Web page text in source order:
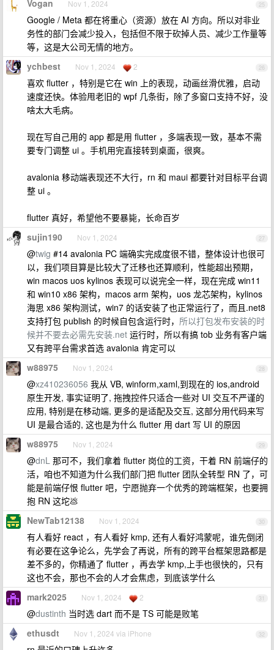
25
Vogan Nov 1, 2024
Google / Meta 都在将重心（资源）放在 AI 方向。所以对非业
务性的部门会减少投入，包括但不限于砍掉人员、减少工作量等
等，这是大公司无情的地方。
26
ychbest Nov 1, 2024 2
喜欢 flutter ，特别是它在 win 上的表现，动画丝滑优雅，启动
速度还快。体验甩老旧的 wpf 几条街，除了多窗口支持不好，没
啥太大毛病。
现在写自己用的 app 都是用 flutter ，多端表现一致，基本不需
要专门调整 ui 。手机用完直接转到桌面，很爽。
avalonia 移动端表现还不大行，rn 和 maui 都要针对目标平台调
整 ui 。
flutter 真好，希望他不要暴毙，长命百岁
27
sujin190 Nov 1, 2024
@twig #14 avalonia PC 端确实完成度很不错，整体设计也很可
以，我们项目算是比较大了迁移也还算顺利，性能超出预期，
win macos uos kylinos 表现可以说完全一样，现在完成 win11
和 win10 x86 架构，macos arm 架构，uos 龙芯架构，kylinos
海思 x86 架构测试，win7 的话安装了也正常运行了，而且.net8
支持打包 publish 的时候自包含运行时， 所以打包发布安装的时
候并不要去必需先安装.net 运行时，所以有搞 tob 业务有客户端
又有跨平台需求首选 avalonia 肯定可以
28
w88975 Nov 1, 2024
@xz410236056 我从 VB, winform,xaml,到现在的 ios,android
原生开发, 事实证明了, 拖拽控件只适合一些对 UI 交互不严谨的
应用, 特别是在移动端, 更多的是适配及交互, 这部分用代码来写
UI 是最合适的, 这也是为什么 flutter 用 dart 写 UI 的原因
29
w88975 Nov 1, 2024
@dnL 那可不，我们拿着 flutter 岗位的工资，干着 RN 前端仔的
活，咱也不知道为什么我们部门把 flutter 团队全转型 RN 了，可
能是前端仔恨 flutter 吧，宁愿抛弃一个优秀的跨端框架，也要拥
抱 RN 这坨💩
30
NewTab12138 Nov 1, 2024
有人看好 react ，有人看好 kmp, 还有人看好鸿蒙呢，谁先倒闭
有必要在这争论么，先学会了再说，所有的跨平台框架思路都是
差不多的，你精通了 flutter ，再去学 kmp,上手也很快的，只有
这也不会，那也不会的人才会焦虑，到底该学什么
31
mark2025 Nov 1, 2024 2
@dustinth 当时选 dart 而不是 TS 可能是败笔
32
ethusdt Nov 1, 2024 via iPhone